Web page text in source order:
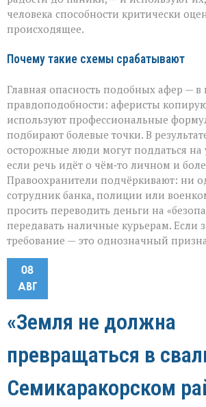
человека способности критически
происходящее.
Почему такие схемы срабатывают
Главная опасность подобных афер — в
правдоподобности: аферисты
используют профессиональные
подбирают болевые точки. В
осторожные люди могут поддаться на
если речь идёт о чём‑то личном и
Правоохранители подчёркивают: ни
сотрудник банка, полиции или
просить переводить деньги на
передавать наличные курьерам. Если
требование — это однозначный
08
АВГ
«Земля не должна
превращаться в
Семикаракорском